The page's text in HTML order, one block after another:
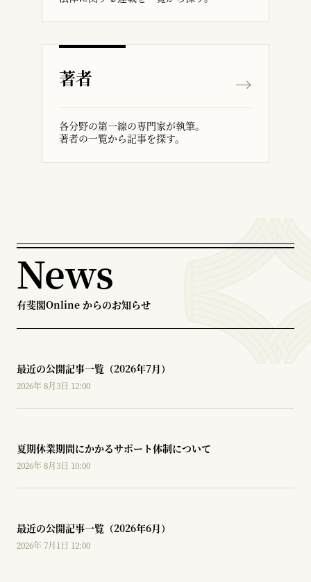
著者
各分野の第一線の専門家が執筆。
著者の一覧から記事を探す。
News
有斐閣Online からのお知らせ
最近の公開記事一覧（2026年7月）
2026年 8月3日 12:00
夏期休業期間にかかるサポート体制について
2026年 8月3日 10:00
最近の公開記事一覧（2026年6月）
2026年 7月1日 12:00